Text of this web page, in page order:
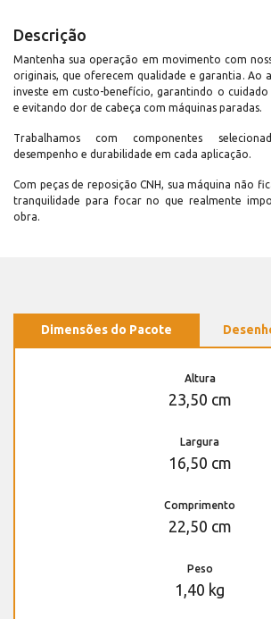
Descrição
Mantenha sua operação em movimento com
originais, que oferecem qualidade e garantia. Ao
investe em custo-benefício, garantindo o
e evitando dor de cabeça com máquinas paradas.
Trabalhamos com componentes
desempenho e durabilidade em cada aplicação.
Com peças de reposição CNH, sua máquina não
tranquilidade para focar no que realmente
obra.
Dimensões do Pacote
Altura
23,50 cm
Largura
16,50 cm
Comprimento
22,50 cm
Peso
1,40 kg